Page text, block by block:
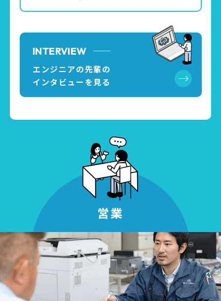
INTERVIEW
エンジニアの先輩の
インタビューを見る
営業